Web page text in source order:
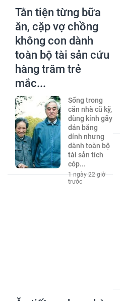
Tằn tiện từng bữa
ăn, cặp vợ chồng
không con dành
toàn bộ tài sản cứu
hàng trăm trẻ
mắc...
Sống trong
căn nhà cũ kỹ,
dùng kính gãy
dán băng
dính nhưng
dành toàn bộ
tài sản tích
cóp...
1 ngày 22 giờ
trước